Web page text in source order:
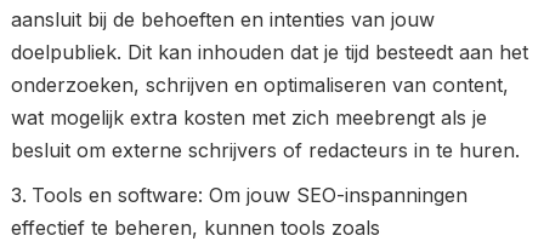
aansluit bij de behoeften en intenties van jouw
doelpubliek. Dit kan inhouden dat je tijd besteedt aan het
onderzoeken, schrijven en optimaliseren van content,
wat mogelijk extra kosten met zich meebrengt als je
besluit om externe schrijvers of redacteurs in te huren.
Tools en software: Om jouw SEO-inspanningen
effectief te beheren, kunnen tools zoals